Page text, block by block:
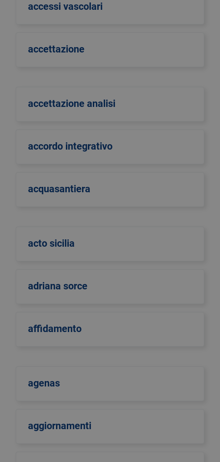
accessi vascolari
accettazione
accettazione analisi
accordo integrativo
acquasantiera
acto sicilia
adriana sorce
affidamento
agenas
aggiornamenti